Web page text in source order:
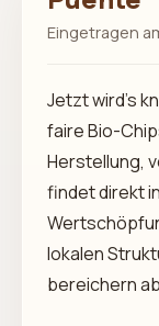
Eingetragen
Jetzt wird’s
faire Bio-
Herstellung,
findet direkt
lokalen
bereichern